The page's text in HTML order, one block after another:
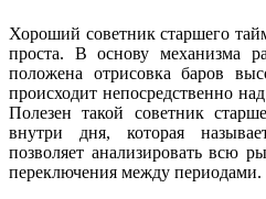
Хороший советник старшего
проста. В основу механизма
положена отрисовка баров
происходит непосредственно
Полезен такой советник
внутри дня, которая
позволяет анализировать всю
переключения между периодами.